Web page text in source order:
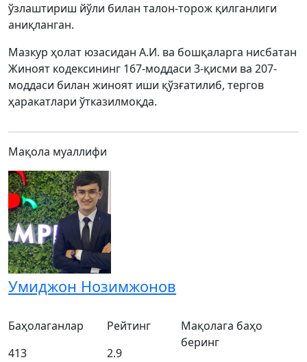
ўзлаштириш йўли билан талон-торож қилганлиги
аниқланган.
Мазкур ҳолат юзасидан А.И. ва бошқаларга нисбатан
Жиноят кодексининг 167-моддаси 3-қисми ва 207-
моддаси билан жиноят иши қўзғатилиб, тергов
ҳаракатлари ўтказилмоқда.
Мақола муаллифи
Умиджон Нозимжонов
Баҳолаганлар
413
Рейтинг
2.9
Мақолага баҳо
беринг